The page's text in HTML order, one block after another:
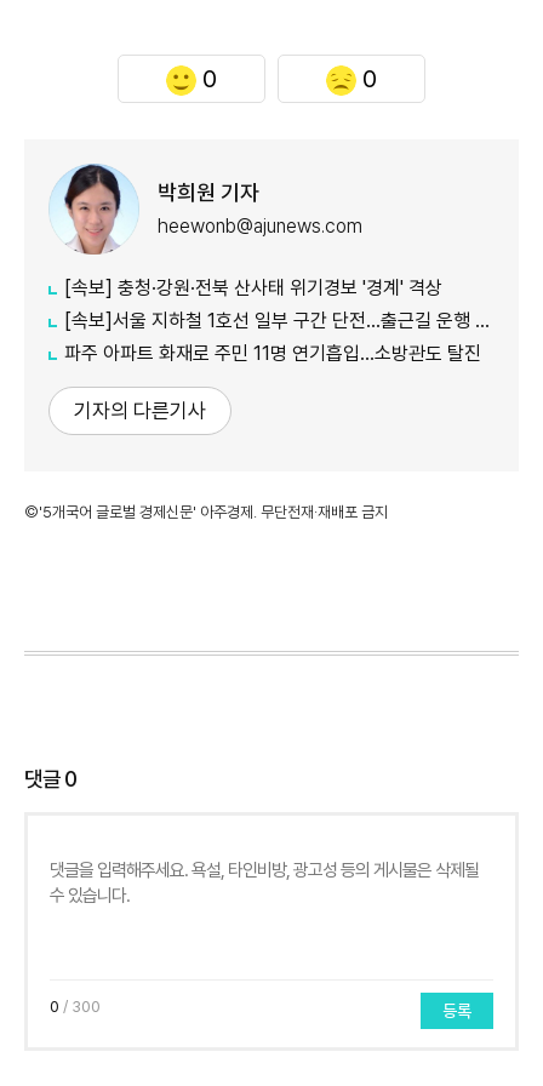
0 0
박희원 기자
heewonb@ajunews.com
[속보] 충청·강원·전북 산사태 위기경보 '경계' 격상
[속보]서울 지하철 1호선 일부 구간 단전…출근길 운행 지연
파주 아파트 화재로 주민 11명 연기흡입…소방관도 탈진
기자의 다른기사
©'5개국어 글로벌 경제신문' 아주경제. 무단전재·재배포 금지
댓글0
0 / 300 등록